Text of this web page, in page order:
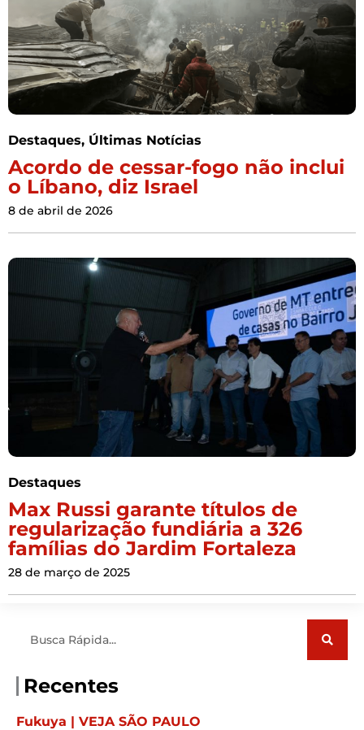
Destaques, Últimas Notícias
Acordo de cessar-fogo não inclui
o Líbano, diz Israel
8 de abril de 2026
Destaques
Max Russi garante títulos de
regularização fundiária a 326
famílias do Jardim Fortaleza
28 de março de 2025
Recentes
Fukuya | VEJA SÃO PAULO